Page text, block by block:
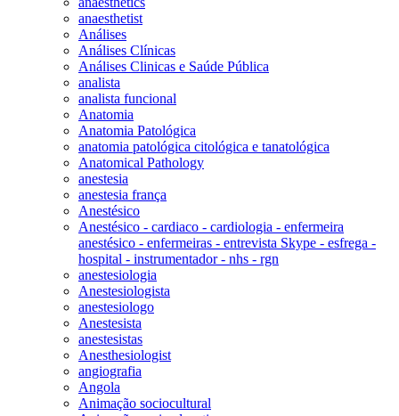
anaesthetist
Análises
Análises Clínicas
Análises Clinicas e Saúde Pública
analista
analista funcional
Anatomia
Anatomia Patológica
anatomia patológica citológica e tanatológica
Anatomical Pathology
anestesia
anestesia frança
Anestésico
Anestésico - cardiaco - cardiologia - enfermeira
anestésico - enfermeiras - entrevista Skype - esfrega -
hospital - instrumentador - nhs - rgn
anestesiologia
Anestesiologista
anestesiologo
Anestesista
anestesistas
Anesthesiologist
angiografia
Angola
Animação sociocultural